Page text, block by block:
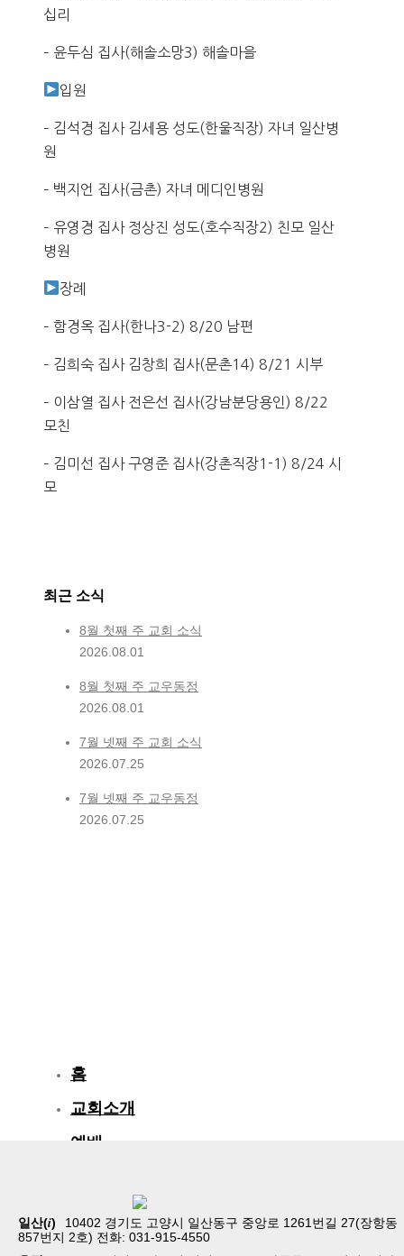
십리
– 윤두심 집사(해솔소망3) 해솔마을
입원
– 김석경 집사 김세용 성도(한울직장) 자녀 일산병
원
– 백지언 집사(금촌) 자녀 메디인병원
– 유영경 집사 정상진 성도(호수직장2) 친모 일산
병원
장례
– 함경옥 집사(한나3-2) 8/20 남편
– 김희숙 집사 김창희 집사(문촌14) 8/21 시부
– 이삼열 집사 전은선 집사(강남분당용인) 8/22
모친
– 김미선 집사 구영준 집사(강촌직장1-1) 8/24 시
모
최근 소식
8월 첫째 주 교회 소식
2026.08.01
8월 첫째 주 교우동정
2026.08.01
7월 넷째 주 교회 소식
2026.07.25
7월 넷째 주 교우동정
2026.07.25
일산(i)
10402 경기도 고양시 일산동구 중앙로 1261번길 27(장항동
857번지 2호) 전화: 031-915-4550
홈
교회소개
예배
교육/양육
공동체